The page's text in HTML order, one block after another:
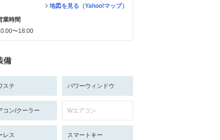
地図を見る（Yahoo!マップ）
業時間
〜18:00
備
ステ パワーウィンドウ
コン/クーラー Wエアコン
レス スマートキー